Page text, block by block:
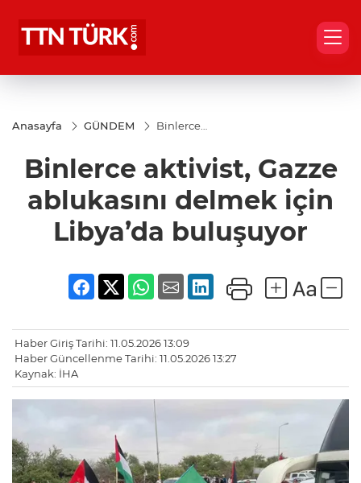
Anasayfa GÜNDEM
Binlerce
ablukasını
delmek
Libya’da
Binlerce aktivist, Gazze
ablukasını delmek için
Libya’da buluşuyor
Haber Giriş Tarihi: 11.05.2026 13:09
Haber Güncellenme Tarihi: 11.05.2026 13:27
Kaynak: İHA